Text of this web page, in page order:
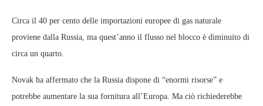
Circa il 40 per cento delle importazioni europee di gas naturale
proviene dalla Russia, ma quest’anno il flusso nel blocco è diminuito di
circa un quarto.
Novak ha affermato che la Russia dispone di “enormi risorse” e
potrebbe aumentare la sua fornitura all’Europa. Ma ciò richiederebbe